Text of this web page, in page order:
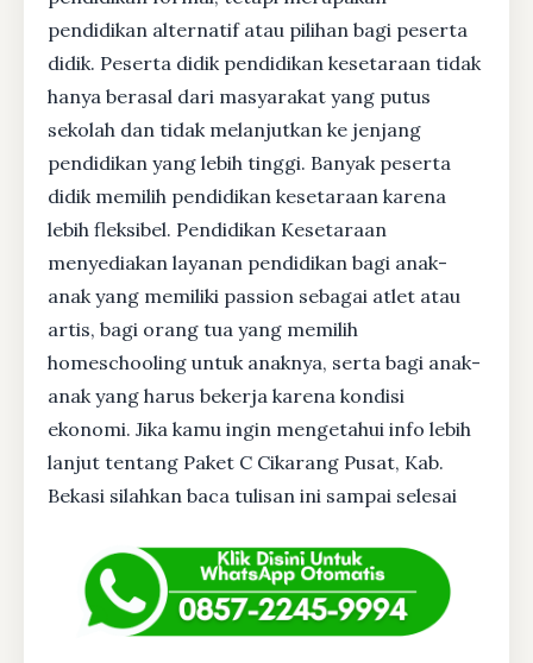
pendidikan alternatif atau pilihan bagi peserta
didik. Peserta didik pendidikan kesetaraan tidak
hanya berasal dari masyarakat yang putus
sekolah dan tidak melanjutkan ke jenjang
pendidikan yang lebih tinggi. Banyak peserta
didik memilih pendidikan kesetaraan karena
lebih fleksibel. Pendidikan Kesetaraan
menyediakan layanan pendidikan bagi anak-
anak yang memiliki passion sebagai atlet atau
artis, bagi orang tua yang memilih
homeschooling untuk anaknya, serta bagi anak-
anak yang harus bekerja karena kondisi
ekonomi. Jika kamu ingin mengetahui info lebih
lanjut tentang Paket C Cikarang Pusat, Kab.
Bekasi silahkan baca tulisan ini sampai selesai